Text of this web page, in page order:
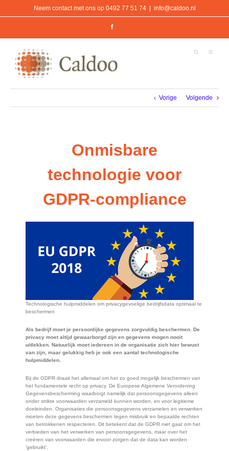
Neem contact met ons op 0492 77 51 74 info@caldoo.nl
Vorige Volgende
Onmisbare
technologie voor
GDPR-compliance
Technologische hulpmiddelen om privacygevoelige bedrijfsdata optimaal te
beschermen
Als bedrijf moet je persoonlijke gegevens zorgvuldig beschermen. De
privacy moet altijd gewaarborgd zijn en gegevens mogen nooit
uitlekken. Natuurlijk moet iedereen in de organisatie zich hier bewust
van zijn, maar gelukkig heb je ook een aantal technologische
hulpmiddelen.
Bij de GDPR draait het allemaal om het zo goed mogelijk beschermen van
het fundamentele recht op privacy. De Europese Algemene Verordening
Gegevensbescherming waarborgt namelijk dat persoonsgegevens alleen
onder strikte voorwaarden verzameld kunnen worden, en voor legitieme
doeleinden. Organisaties die persoonsgegevens verzamelen en verwerken
moeten deze gegevens beschermen tegen misbruik en bepaalde rechten
van betrokkenen respecteren. Dit betekent dat de GDPR niet gaat om het
verbieden van het verwerken van persoonsgegevens, maar over het
creëren van voorwaarden die ervoor zorgen dat de data kan worden
‘gebruikt’.